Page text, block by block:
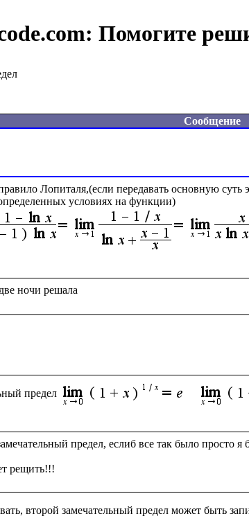
Помогите
Сообщение
Лопиталя,(если передавать основную
условиях на функции)
предел
предел, еслиб все так было просто
второй замечательный предел может быть